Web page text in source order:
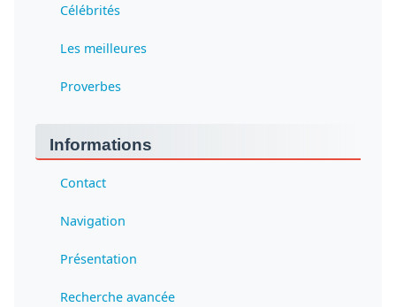
Célébrités
Les meilleures
Proverbes
Informations
Contact
Navigation
Présentation
Recherche avancée